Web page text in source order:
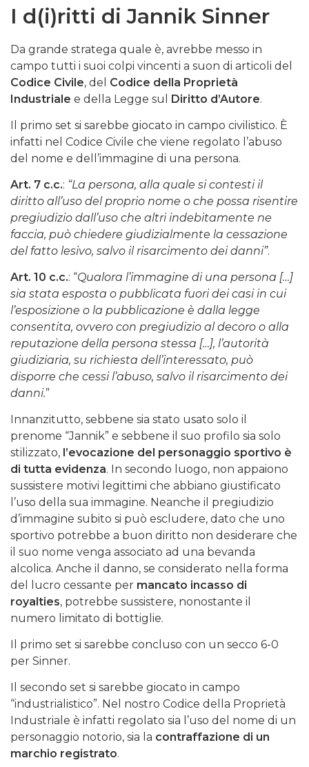
I d(i)ritti di Jannik Sinner
Da grande stratega quale è, avrebbe messo in
campo tutti i suoi colpi vincenti a suon di articoli del
Codice Civile, del Codice della Proprietà
Industriale e della Legge sul Diritto d’Autore.
Il primo set si sarebbe giocato in campo civilistico. È
infatti nel Codice Civile che viene regolato l’abuso
del nome e dell’immagine di una persona.
Art. 7 c.c.: “La persona, alla quale si contesti il
diritto all’uso del proprio nome o che possa risentire
pregiudizio dall’uso che altri indebitamente ne
faccia, può chiedere giudizialmente la cessazione
del fatto lesivo, salvo il risarcimento dei danni”.
Art. 10 c.c.: “Qualora l’immagine di una persona […]
sia stata esposta o pubblicata fuori dei casi in cui
l’esposizione o la pubblicazione è dalla legge
consentita, ovvero con pregiudizio al decoro o alla
reputazione della persona stessa […], l’autorità
giudiziaria, su richiesta dell’interessato, può
disporre che cessi l’abuso, salvo il risarcimento dei
danni.”
Innanzitutto, sebbene sia stato usato solo il
prenome “Jannik” e sebbene il suo profilo sia solo
stilizzato, l’evocazione del personaggio sportivo è
di tutta evidenza. In secondo luogo, non appaiono
sussistere motivi legittimi che abbiano giustificato
l’uso della sua immagine. Neanche il pregiudizio
d’immagine subito si può escludere, dato che uno
sportivo potrebbe a buon diritto non desiderare che
il suo nome venga associato ad una bevanda
alcolica. Anche il danno, se considerato nella forma
del lucro cessante per mancato incasso di
royalties, potrebbe sussistere, nonostante il
numero limitato di bottiglie.
Il primo set si sarebbe concluso con un secco 6-0
per Sinner.
Il secondo set si sarebbe giocato in campo
“industrialistico”. Nel nostro Codice della Proprietà
Industriale è infatti regolato sia l’uso del nome di un
personaggio notorio, sia la contraffazione di un
marchio registrato.